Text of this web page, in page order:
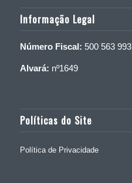
Informação Legal
Número Fiscal: 500 563 993
Alvará: nº1649
Políticas do Site
Política de Privacidade